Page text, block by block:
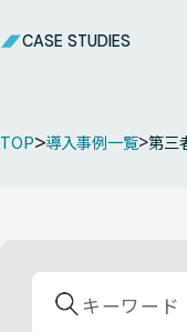
CASE STUDIES
TOP 導入事例一覧 第三